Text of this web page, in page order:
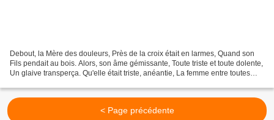
Debout, la Mère des douleurs, Près de la croix était en larmes, Quand son
Fils pendait au bois. Alors, son âme gémissante, Toute triste et toute dolente,
Un glaive transperça. Qu'elle était triste, anéantie, La femme entre toutes
< Page précédente